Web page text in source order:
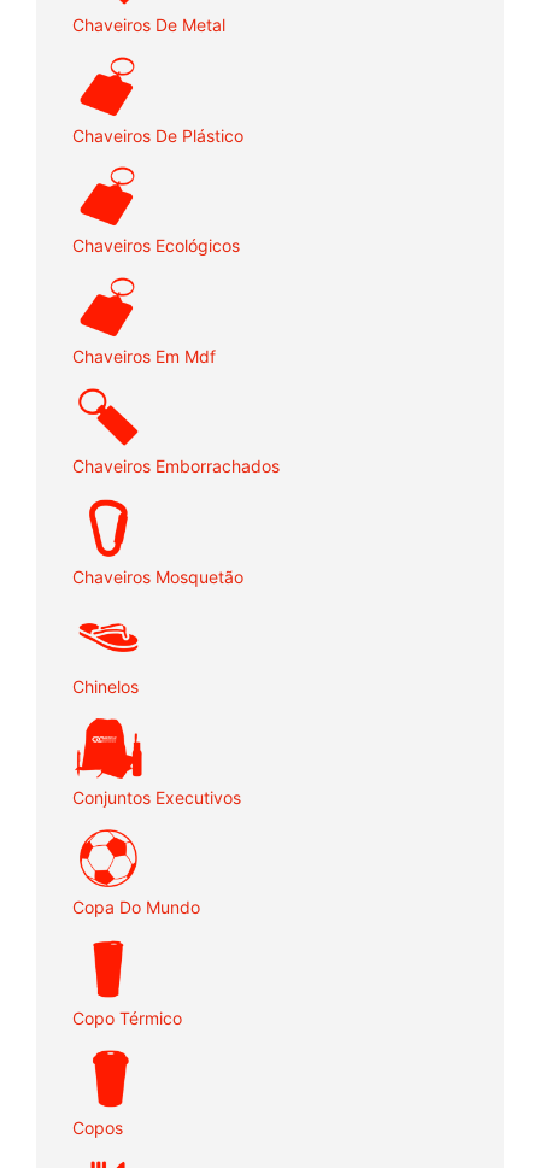
Chaveiros De Metal
Chaveiros De Plástico
Chaveiros Ecológicos
Chaveiros Em Mdf
Chaveiros Emborrachados
Chaveiros Mosquetão
Chinelos
Conjuntos Executivos
Copa Do Mundo
Copo Térmico
Copos